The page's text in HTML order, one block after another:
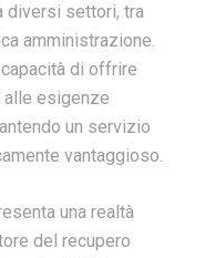
diversi settori, tra
amministrazione.
di offrire
esigenze
un servizio
vantaggioso.
una realtà
del recupero